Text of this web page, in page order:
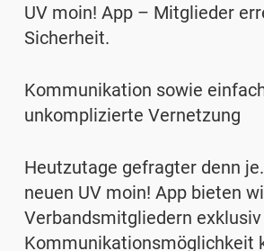
UV moin! App – Mitglieder
Sicherheit.
Kommunikation sowie
unkomplizierte Vernetzung
Heutzutage gefragter denn
neuen UV moin! App bieten
Verbandsmitgliedern
Kommunikationsmöglichkeit